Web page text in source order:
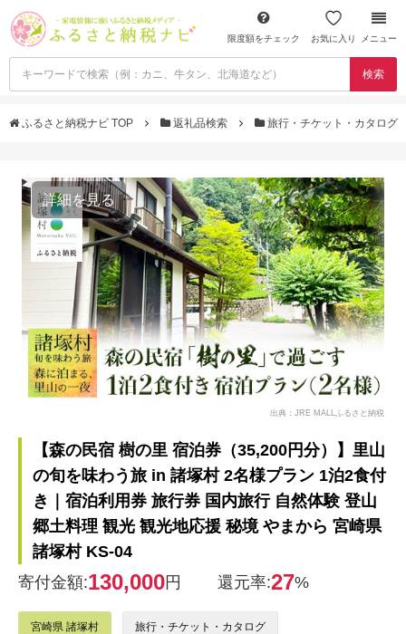
限度額をチェック お気に入り メニュー
検索
ふるさと納税ナビ TOP 返礼品検索 旅行・チケット・カタログ
詳細を見る
出典：JRE MALLふるさと納税
【森の民宿 樹の里 宿泊券（35,200円分）】里山
の旬を味わう旅 in 諸塚村 2名様プラン 1泊2食付
き｜宿泊利用券 旅行券 国内旅行 自然体験 登山
郷土料理 観光 観光地応援 秘境 やまから 宮崎県
諸塚村 KS-04
寄付金額:130,000円 還元率:27%
宮崎県 諸塚村 旅行・チケット・カタログ